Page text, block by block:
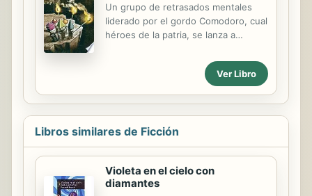
Un grupo de retrasados mentales
liderado por el gordo Comodoro, cual
héroes de la patria, se lanza a
el autor de Estación Tula y Los
puentes de Königsberg. ¿Adónde
migración. Aquí nomás, señor, a
invadir El Álamo. Ciento veinte años
después de que México perdiera la
mitad de su territorio, un puñado de
retrasados mentales se lanza a la
aventura de recuperar Texas.
Encabezados por el gordo
Ver Libro
Libros similares de Ficción
Violeta en el cielo con
diamantes